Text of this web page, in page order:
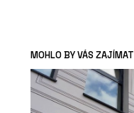
MOHLO BY VÁS ZAJÍMAT